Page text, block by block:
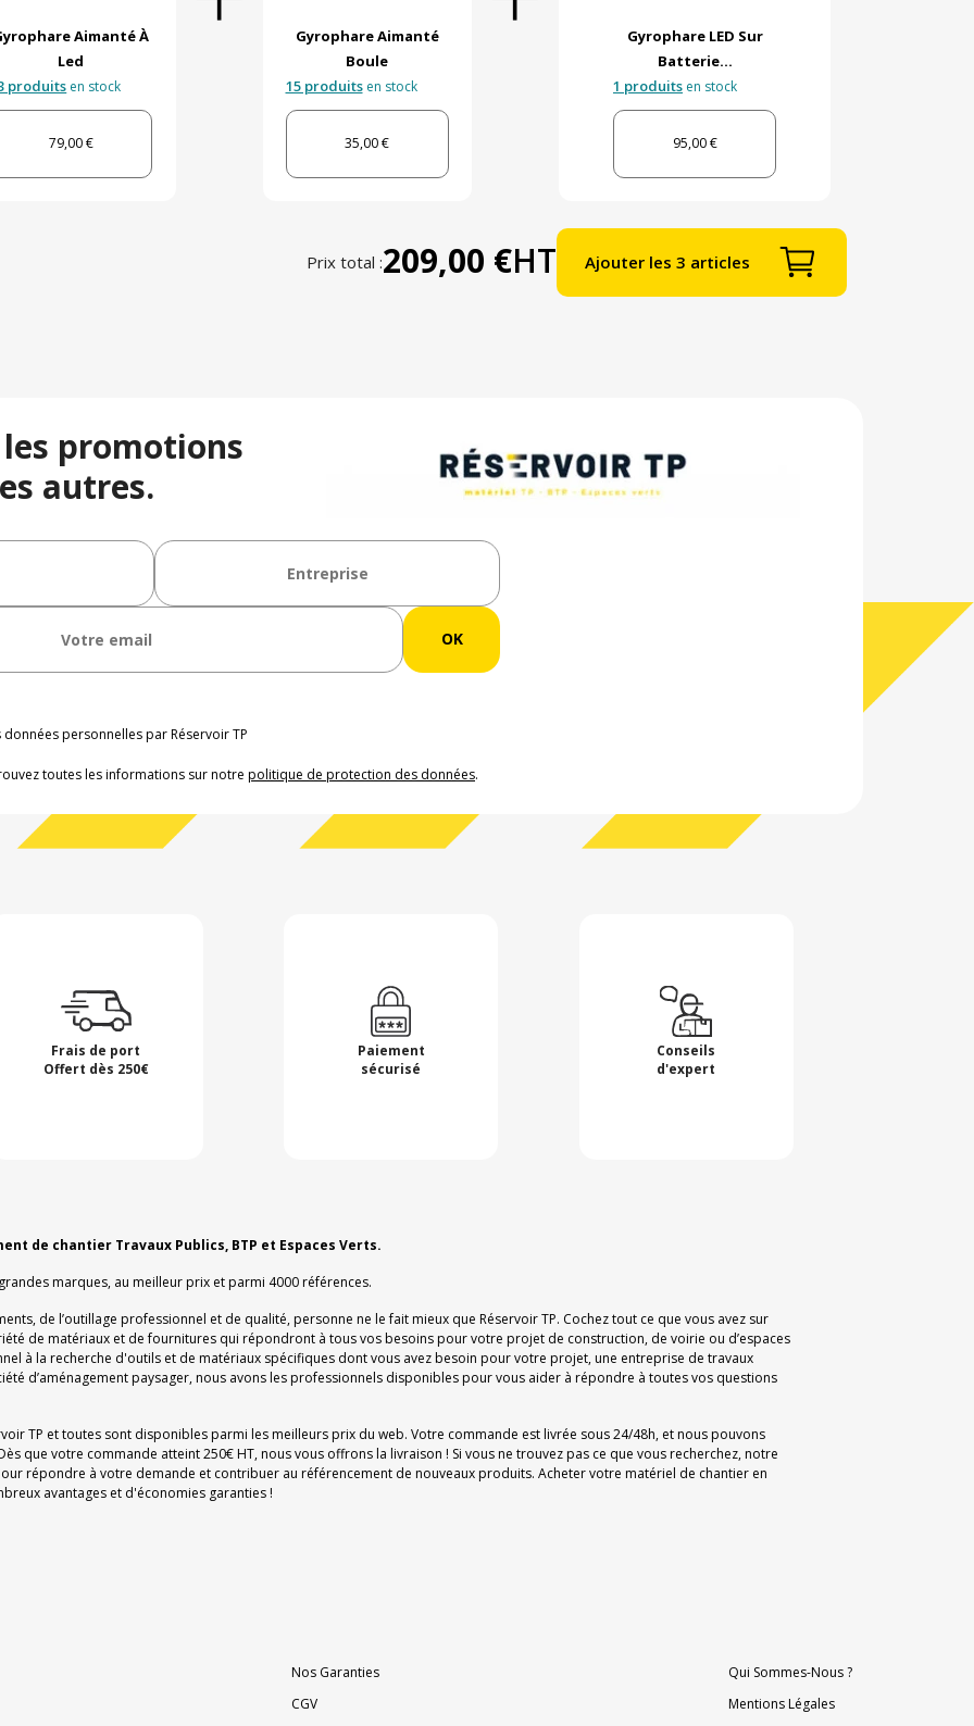
Aimanté À
Led
produits en stock
79,00 €
Gyrophare Aimanté
Boule
15 produitsen stock
35,00 €
Gyrophare LED Sur
Batterie...
1 produits en stock
95,00 €
Prix total :209,00 €HT Ajouter les 3 articles
promotions
autres.
personnelles par Réservoir TP
toutes les informations sur notre politique de protection des données.
Frais de port
Offert dès 250€
Paiement
sécurisé
Conseils
d'expert
de chantier Travaux Publics, BTP et Espaces Verts.
marques, au meilleur prix et parmi 4000 références.
de l’outillage professionnel et de qualité, personne ne le fait mieux que Réservoir TP. Cochez tout ce que vous avez sur
de matériaux et de fournitures qui répondront à tous vos besoins pour votre projet de construction, de voirie ou d’espaces
à la recherche d'outils et de matériaux spécifiques dont vous avez besoin pour votre projet, une entreprise de travaux
d’aménagement paysager, nous avons les professionnels disponibles pour vous aider à répondre à toutes vos questions
TP et toutes sont disponibles parmi les meilleurs prix du web. Votre commande est livrée sous 24/48h, et nous pouvons
que votre commande atteint 250€ HT, nous vous offrons la livraison ! Si vous ne trouvez pas ce que vous recherchez, notre
répondre à votre demande et contribuer au référencement de nouveaux produits. Acheter votre matériel de chantier en
avantages et d'économies garanties !
Nos Garanties
CGV
Qui Sommes-Nous ?
Mentions Légales